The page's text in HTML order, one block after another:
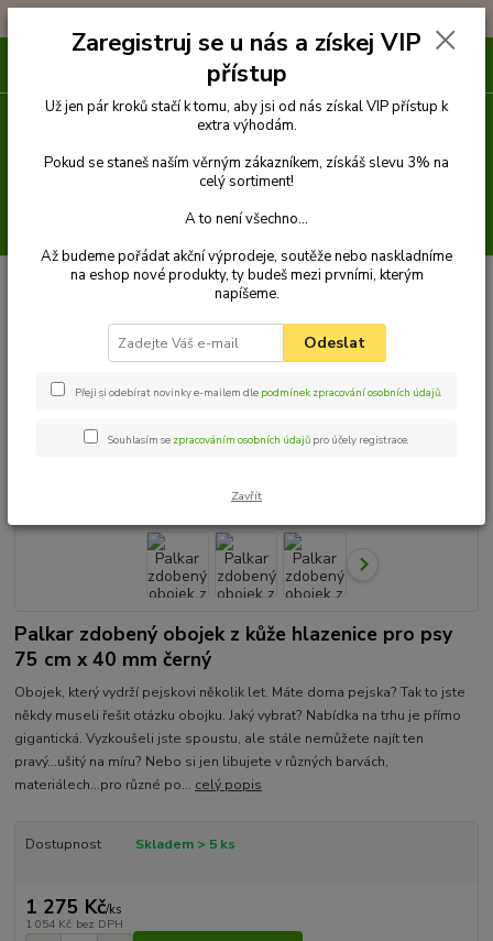
Venčení Obojky Obojky z kůže hlazenice zdobené
Obojek z
Palkar zdobený obojek z kůže hlazenice pro
Palkar zdobený obojek z kůže
hlazenice pro psy 75 cm x 40 mm
černý
Palkar zdobený obojek z kůže hlazenice pro psy
75 cm x 40 mm černý
Obojek, který vydrží pejskovi několik let. Máte doma pejska? Tak to jste
někdy museli řešit otázku obojku. Jaký vybrat? Nabídka na trhu je přímo
gigantická. Vyzkoušeli jste spoustu, ale stále nemůžete najít ten
pravý...ušitý na míru? Nebo si jen libujete v různých barvách,
materiálech...pro různé po... celý popis
Dostupnost Skladem > 5 ks
1 275 Kč/ks
1 054 Kč bez DPH
Zaregistruj se u nás a získej VIP
přístup
Už jen pár kroků stačí k tomu, aby jsi od nás získal VIP přístup k
extra výhodám.
Pokud se staneš naším věrným zákazníkem, získáš slevu 3% na
celý sortiment!
A to není všechno...
Až budeme pořádat akční výprodeje, soutěže nebo naskladníme
na eshop nové produkty, ty budeš mezi prvními, kterým
napíšeme.
Odeslat
Přeji si odebírat novinky e-mailem dle podmínek zpracování osobních údajů.
Souhlasím se zpracováním osobních údajů pro účely registrace.
Zavřít